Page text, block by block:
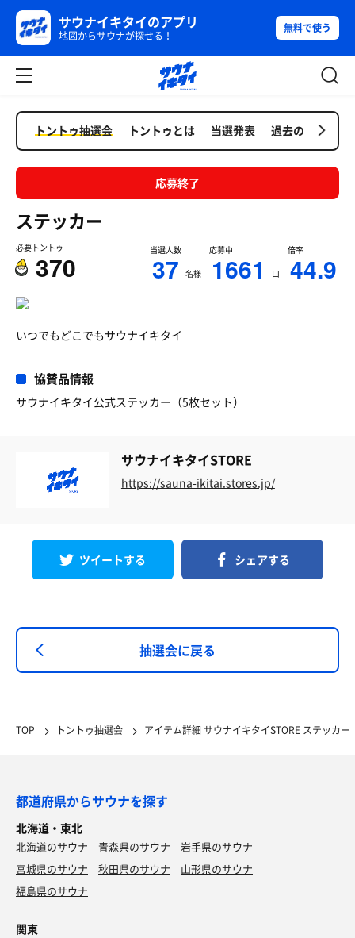
サウナイキタイのアプリ
地図からサウナが探せる！
無料で使う
トントゥ抽選会 トントゥとは 当選発表 過去の抽選会
応募終了
ステッカー
必要トントゥ
370
当選人数
37 名様
応募中
1661 口
倍率
44.9
いつでもどこでもサウナイキタイ
協賛品情報
サウナイキタイ公式ステッカー（5枚セット）
サウナイキタイSTORE
https://sauna-ikitai.stores.jp/
ツイートする シェアする
抽選会に戻る
TOP トントゥ抽選会 アイテム詳細 サウナイキタイSTORE ステッカー
都道府県からサウナを探す
北海道・東北
北海道のサウナ 青森県のサウナ
岩手県のサウナ
宮城県のサウナ
秋田県のサウナ
山形県のサウナ
福島県のサウナ
関東